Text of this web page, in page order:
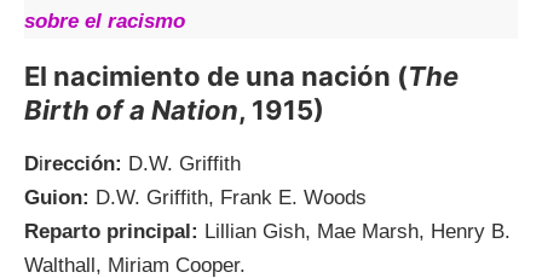
sobre el racismo
El nacimiento de una nación (The
Birth of a Nation, 1915)
Dirección: D.W. Griffith
Guion: D.W. Griffith, Frank E. Woods
Reparto principal: Lillian Gish, Mae Marsh, Henry B.
Walthall, Miriam Cooper.